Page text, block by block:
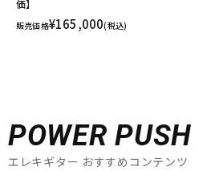
価】
販売価格¥165,000(税込)
POWER PUSH
エレキギター おすすめコンテンツ